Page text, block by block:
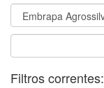
Filtros correntes: